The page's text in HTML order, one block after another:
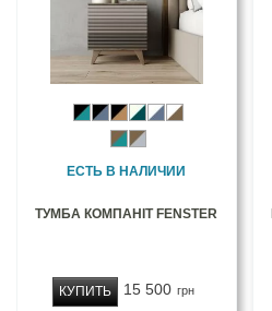
ЕСТЬ В НАЛИЧИИ
ТУМБА КОМПАНІТ FENSTER
15 500 грн
КУПИТЬ